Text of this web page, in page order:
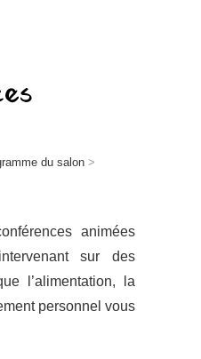
du salon >
animées
sur des
l’alimentation, la
personnel vous